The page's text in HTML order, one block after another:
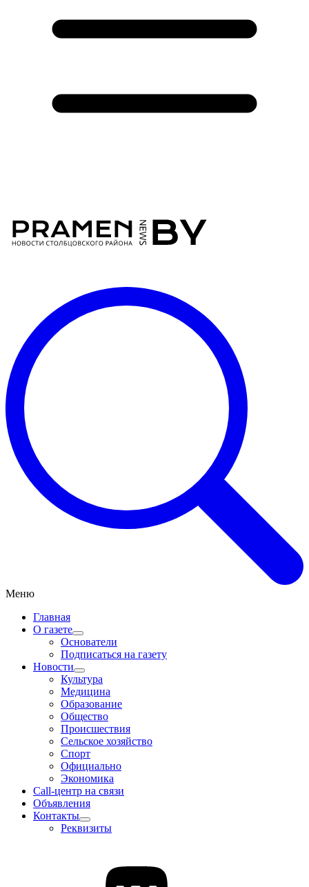
Меню
Главная
О газете
Основатели
Подписаться на газету
Новости
Культура
Медицина
Образование
Общество
Происшествия
Сельское хозяйство
Спорт
Официально
Экономика
Call-центр на связи
Объявления
Контакты
Реквизиты